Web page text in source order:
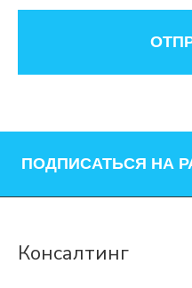
ПОДПИСАТЬСЯ НА
Консалтинг